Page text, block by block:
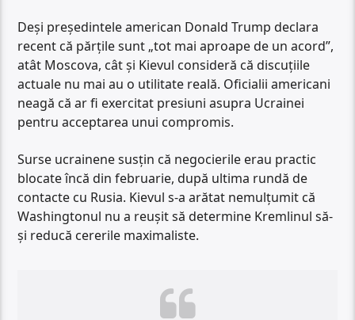
Deși președintele american Donald Trump declara
recent că părțile sunt „tot mai aproape de un acord”,
atât Moscova, cât și Kievul consideră că discuțiile
actuale nu mai au o utilitate reală. Oficialii americani
neagă că ar fi exercitat presiuni asupra Ucrainei
pentru acceptarea unui compromis.
Surse ucrainene susțin că negocierile erau practic
blocate încă din februarie, după ultima rundă de
contacte cu Rusia. Kievul s-a arătat nemulțumit că
Washingtonul nu a reușit să determine Kremlinul să-
și reducă cererile maximaliste.